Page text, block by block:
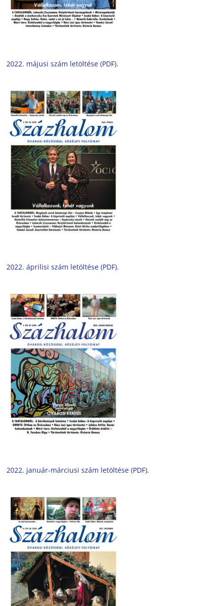
2022. májusi szám letöltése (PDF).
2022. áprilisi szám letöltése (PDF).
2022. január-márciusi szám letöltése (PDF).